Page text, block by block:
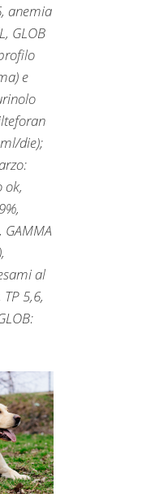
anemia
GLOB
e
die);
ok,
GAMMA
al
5,6,